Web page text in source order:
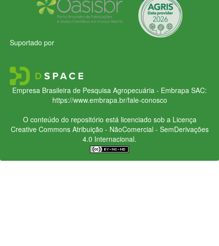
Suportado por
Empresa Brasileira de Pesquisa Agropecuária - Embrapa SAC:
https://www.embrapa.br/fale-conosco
O conteúdo do repositório está licenciado sob a Licença
Creative CommonsAtribuição - NãoComercial - SemDerivações
4.0 Internacional.